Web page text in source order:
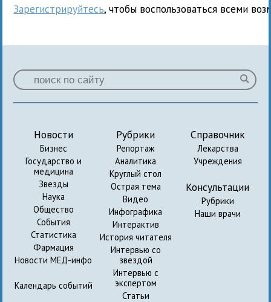
Зарегистрируйтесь, чтобы воспользоваться всеми
Новости
Бизнес
Государство и
медицина
Звезды
Наука
Общество
События
Статистика
Фармация
Новости МЕД-инфо
Календарь событий
Рубрики
Репортаж
Аналитика
Круглый стол
Острая тема
Видео
Инфографика
Интерактив
История читателя
Интервью со
звездой
Интервью с
экспертом
Статьи
Справочник
Лекарства
Учреждения
Консультации
Рубрики
Наши врачи